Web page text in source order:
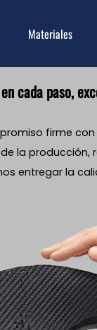
Materiales
cada paso,
firme
la
entregar la